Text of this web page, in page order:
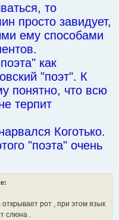
то
просто завидует,
ему способами
как
"поэт". К
понятно, что всю
терпит
Коготько.
"поэта" очень
рот , при этом язык
слюна .